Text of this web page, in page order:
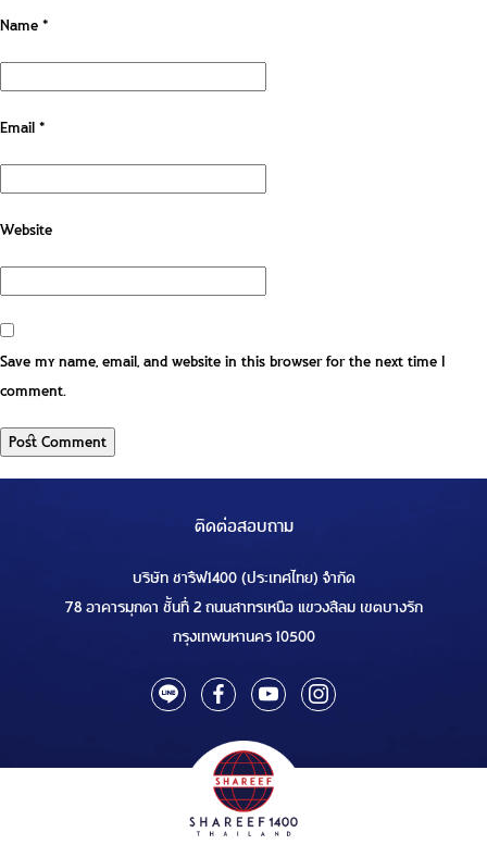
Name*
Email*
Website
Save my name, email, and website in this browser for the next time I
comment.
ติดต่อสอบถาม
บริษัท ชารีฟ1400 (ประเทศไทย) จำกัด
78 อาคารมุกดา ชั้นที่ 2 ถนนสาทรเหนือ แขวงสีลม เขตบางรัก
กรุงเทพมหานคร 10500